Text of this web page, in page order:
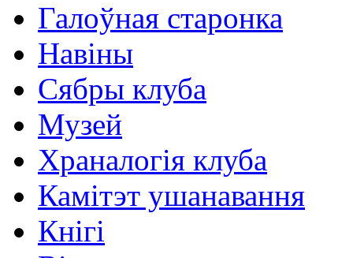
Галоўная старонка
Навіны
Сябры клуба
Музей
Храналогія клуба
Камітэт ушанавання
Кнігі